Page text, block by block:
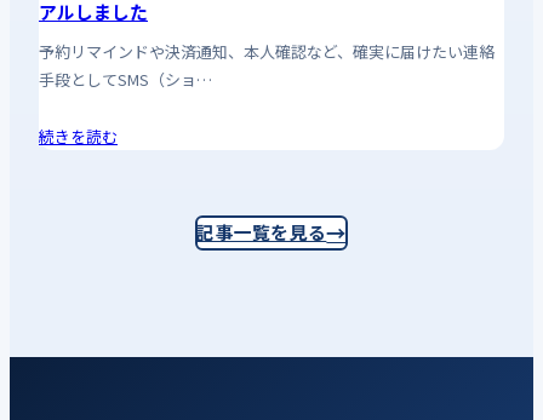
アルしました
予約リマインドや決済通知、本人確認など、確実に届けたい連絡
手段としてSMS（ショ…
続きを読む
記事一覧を見る